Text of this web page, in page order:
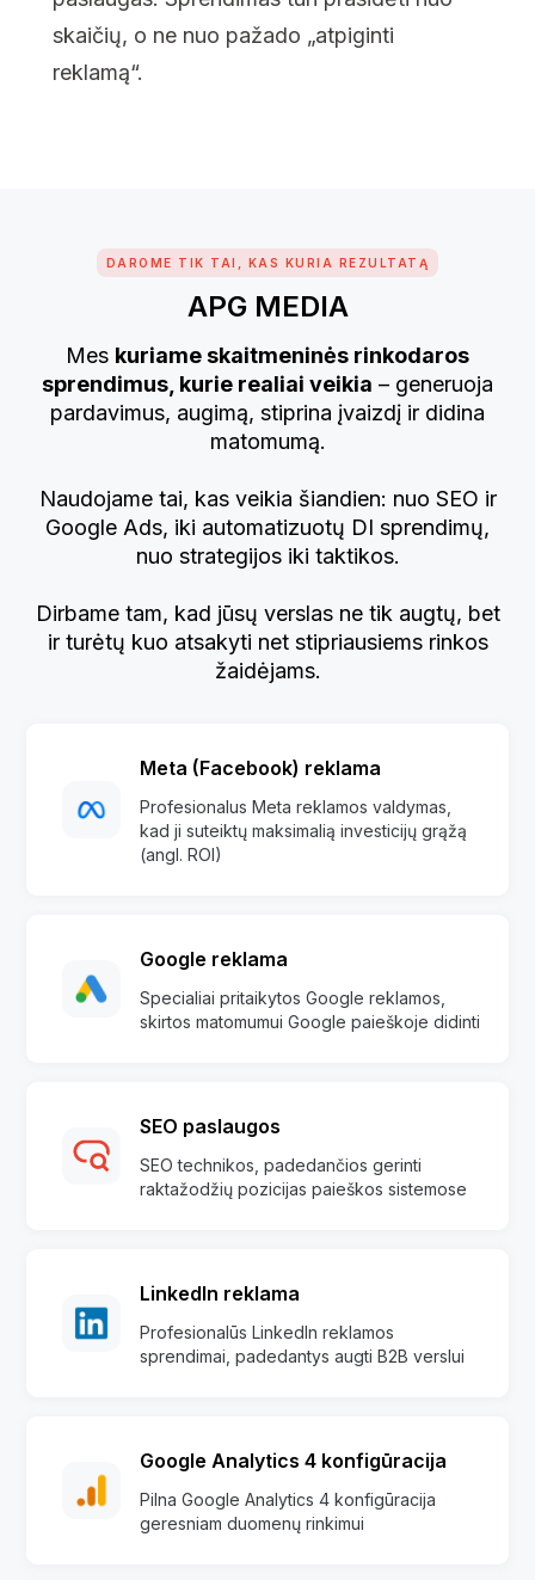
skaičių, o ne nuo pažado „atpiginti
reklamą“.
DAROME TIK TAI, KAS KURIA REZULTATĄ
APG MEDIA
Mes kuriame skaitmeninės rinkodaros
sprendimus, kurie realiai veikia – generuoja
pardavimus, augimą, stiprina įvaizdį ir didina
matomumą.
Naudojame tai, kas veikia šiandien: nuo SEO ir
Google Ads, iki automatizuotų DI sprendimų,
nuo strategijos iki taktikos.
Dirbame tam, kad jūsų verslas ne tik augtų, bet
ir turėtų kuo atsakyti net stipriausiems rinkos
žaidėjams.
Meta (Facebook) reklama
Profesionalus Meta reklamos valdymas,
kad ji suteiktų maksimalią investicijų grąžą
(angl. ROI)
Google reklama
Specialiai pritaikytos Google reklamos,
skirtos matomumui Google paieškoje didinti
SEO paslaugos
SEO technikos, padedančios gerinti
raktažodžių pozicijas paieškos sistemose
LinkedIn reklama
Profesionalūs LinkedIn reklamos
sprendimai, padedantys augti B2B verslui
Google Analytics 4 konfigūracija
Pilna Google Analytics 4 konfigūracija
geresniam duomenų rinkimui